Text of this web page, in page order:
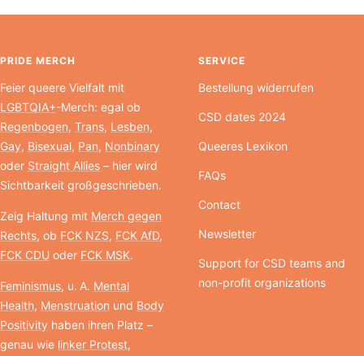
PRIDE MERCH
Feier queere Vielfalt mit
LGBTQIA+-Merch: egal ob
Regenbogen, Trans, Lesben,
Gay, Bisexual, Pan, Nonbinary
oder Straight Allies – hier wird
Sichtbarkeit großgeschrieben.
Zeig Haltung mit Merch gegen
Rechts, ob FCK NZS, FCK AfD,
FCK CDU oder FCK MSK.
Feminismus, u. A. Mental
Health, Menstruation und Body
Positivity haben ihren Platz –
genau wie linker Protest,
SERVICE
Bestellung widerrufen
CSD dates 2024
Queeres Lexikon
FAQs
Contact
Newsletter
Support for CSD teams and
non-profit organizations